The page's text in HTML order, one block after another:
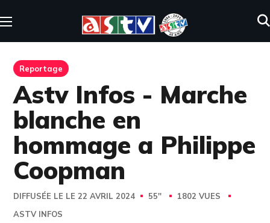
Reportage
Astv Infos - Marche
blanche en
hommage a Philippe
Coopman
DIFFUSÉE LE LE 22 AVRIL 2024 55''
1802 VUES
ASTV INFOS